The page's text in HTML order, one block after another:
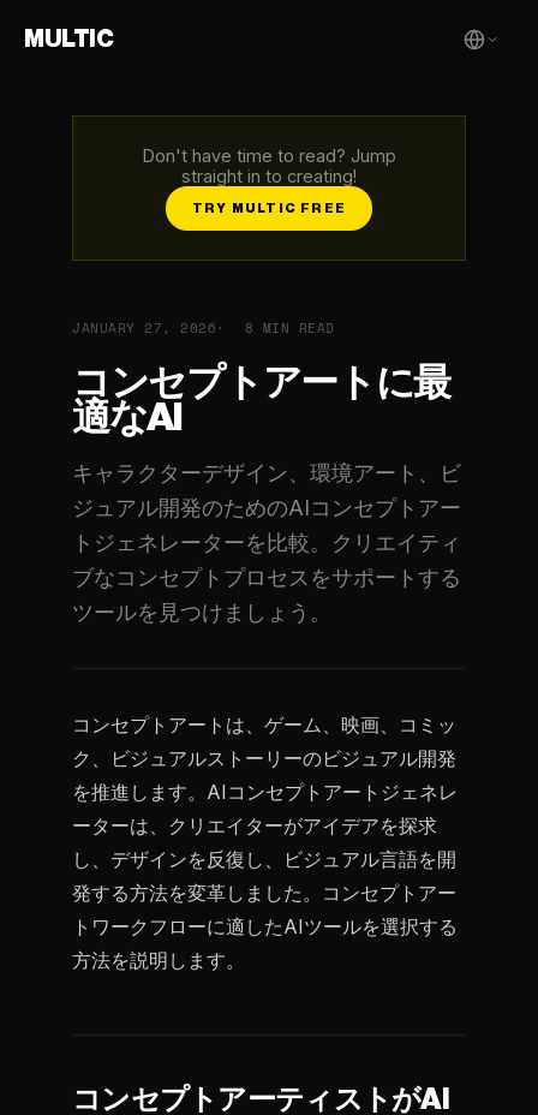
MULTIC
Don't have time to read? Jump
straight in to creating!
TRY MULTIC FREE
JANUARY 27, 2026 8 MIN READ
コンセプトアートに最
適なAI
キャラクターデザイン、環境アート、ビ
ジュアル開発のためのAIコンセプトアー
トジェネレーターを比較。クリエイティ
ブなコンセプトプロセスをサポートする
ツールを見つけましょう。
コンセプトアートは、ゲーム、映画、コミッ
ク、ビジュアルストーリーのビジュアル開発
を推進します。AIコンセプトアートジェネレ
ーターは、クリエイターがアイデアを探求
し、デザインを反復し、ビジュアル言語を開
発する方法を変革しました。コンセプトアー
トワークフローに適したAIツールを選択する
方法を説明します。
コンセプトアーティストがAI